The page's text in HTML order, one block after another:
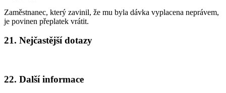
Zaměstnanec, který zavinil, že mu byla dávka vyplacena neprávem,
je povinen přeplatek vrátit.
21. Nejčastější dotazy
22. Další informace